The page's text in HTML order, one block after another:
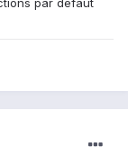
par défaut